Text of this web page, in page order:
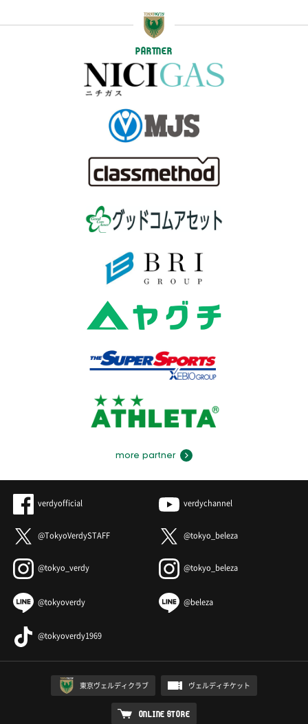
PARTNER
more partner
verdyofficial verdychannel
@TokyoVerdySTAFF @tokyo_beleza
@tokyo_verdy @tokyo_beleza
@tokyoverdy @beleza
@tokyoverdy1969
東京ヴェルディクラブ ヴェルディチケット
ONLINE STORE